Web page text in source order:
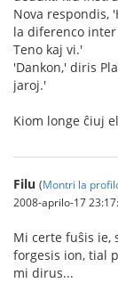
Nova respondis,
la diferenco
Teno kaj vi.'
'Dankon,' diris
jaroj.'
Kiom longe ĉiuj
Filu (Montri la
2008-aprilo-17
Mi certe fuŝis ie,
forgesis ion, tial
mi dirus...